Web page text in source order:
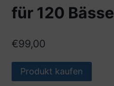
für 120 Bässe
€99,00
Produkt kaufen